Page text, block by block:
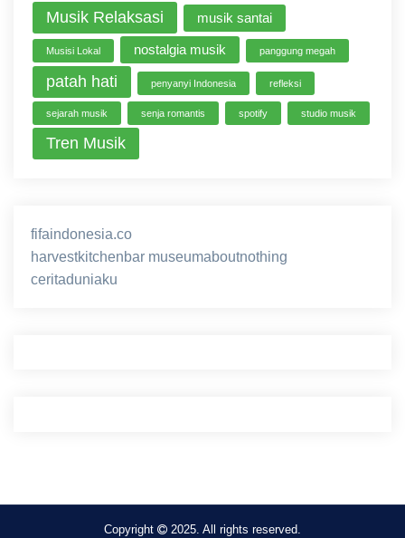
Musik Relaksasi musik santai
Musisi Lokal nostalgia musik panggung megah
patah hati penyanyi Indonesia refleksi
sejarah musik senja romantis spotify studio musik
Tren Musik
fifaindonesia.co
harvestkitchenbar museumaboutnothing
ceritaduniaku
Copyright 2025. All rights reserved.